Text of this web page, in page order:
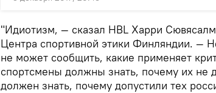
"Идиотизм, — сказал HBL Харри
Центра спортивной этики Финляндии. —
не может сообщить, какие применяет
спортсмены должны знать, почему их не
должен знать, почему допустили тех